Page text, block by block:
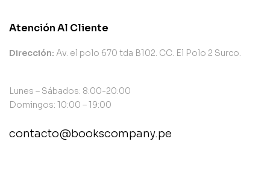
Atención Al Cliente
Dirección: Av. el polo 670 tda B102. CC. El Polo 2 Surco.
Lunes – Sábados: 8:00-20:00
Domingos: 10:00 – 19:00
contacto@bookscompany.pe